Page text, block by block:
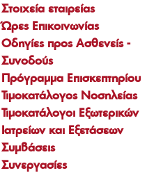
Στοιχεία εταιρείας
Ώρες Επικοινωνίας
Οδηγίες προς Ασθενείς -
Συνοδούς
Πρόγραμμα Επισκεπτηρίου
Τιμοκατάλογος Νοσηλείας
Τιμοκατάλογοι Εξωτερικών
Ιατρείων και Εξετάσεων
Συμβάσεις
Συνεργασίες